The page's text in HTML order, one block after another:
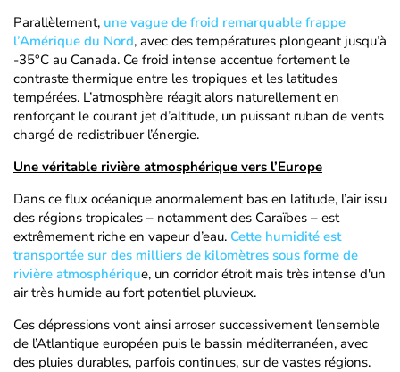
Parallèlement, une vague de froid remarquable frappe
l’Amérique du Nord, avec des températures plongeant jusqu’à
-35°C au Canada. Ce froid intense accentue fortement le
contraste thermique entre les tropiques et les latitudes
tempérées. L’atmosphère réagit alors naturellement en
renforçant le courant jet d’altitude, un puissant ruban de vents
chargé de redistribuer l’énergie.
Une véritable rivière atmosphérique vers l’Europe
Dans ce flux océanique anormalement bas en latitude, l’air issu
des régions tropicales – notamment des Caraïbes – est
extrêmement riche en vapeur d’eau. Cette humidité est
transportée sur des milliers de kilomètres sous forme de
rivière atmosphérique, un corridor étroit mais très intense d'un
air très humide au fort potentiel pluvieux.
Ces dépressions vont ainsi arroser successivement l’ensemble
de l’Atlantique européen puis le bassin méditerranéen, avec
des pluies durables, parfois continues, sur de vastes régions.